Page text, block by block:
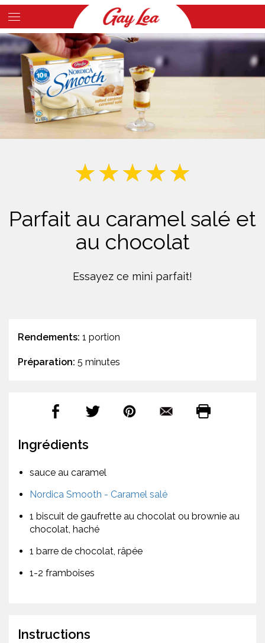
Skip
to
main
content
Main
Content
Parfait au caramel salé et
au chocolat
Essayez ce mini parfait!
Rendements: 1 portion
Préparation: 5 minutes
Ingrédients
sauce au caramel
Nordica Smooth - Caramel salé
1 biscuit de gaufrette au chocolat ou brownie au
chocolat, haché
1 barre de chocolat, râpée
1-2 framboises
Instructions